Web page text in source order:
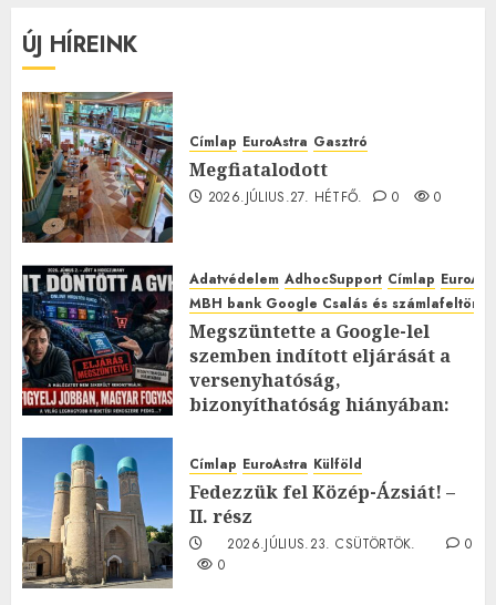
ÚJ HÍREINK
Címlap EuroAstra Gasztró
Megfiatalodott
2026.JÚLIUS.27. HÉTFŐ. 0 0
Adatvédelem AdhocSupport Címlap
MBH bank Google Csalás és
Megszüntette a Google-lel
szemben indított eljárását a
versenyhatóság,
bizonyíthatóság hiányában:
2026.JÚLIUS.23. CSÜTÖRTÖK.
0
Címlap EuroAstra Külföld
Fedezzük fel Közép-Ázsiát! –
II. rész
2026.JÚLIUS.23. CSÜTÖRTÖK.
0
0